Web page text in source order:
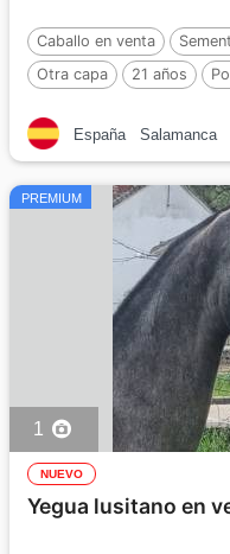
Caballo en venta
Otra capa
21 años
España Salamanca
PREMIUM
1
NUEVO
Yegua lusitano en